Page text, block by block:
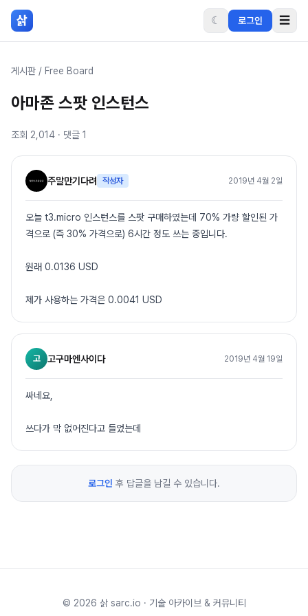
본문 바로가기
삵 ☾ 로그인 ☰
게시판 / Free Board
아마존 스팟 인스턴스
조회 2,014 · 댓글 1
주말만기다려 작성자 2019년 4월 2일
오늘 t3.micro 인스턴스를 스팟 구매하였는데 70% 가량 할인된 가
격으로 (즉 30% 가격으로) 6시간 정도 쓰는 중입니다.
원래 0.0136 USD
제가 사용하는 가격은 0.0041 USD
고 고구마엔사이다 2019년 4월 19일
싸네요,
쓰다가 막 없어진다고 들었는데
로그인 후 답글을 남길 수 있습니다.
© 2026 삵 sarc.io · 기술 아카이브 & 커뮤니티